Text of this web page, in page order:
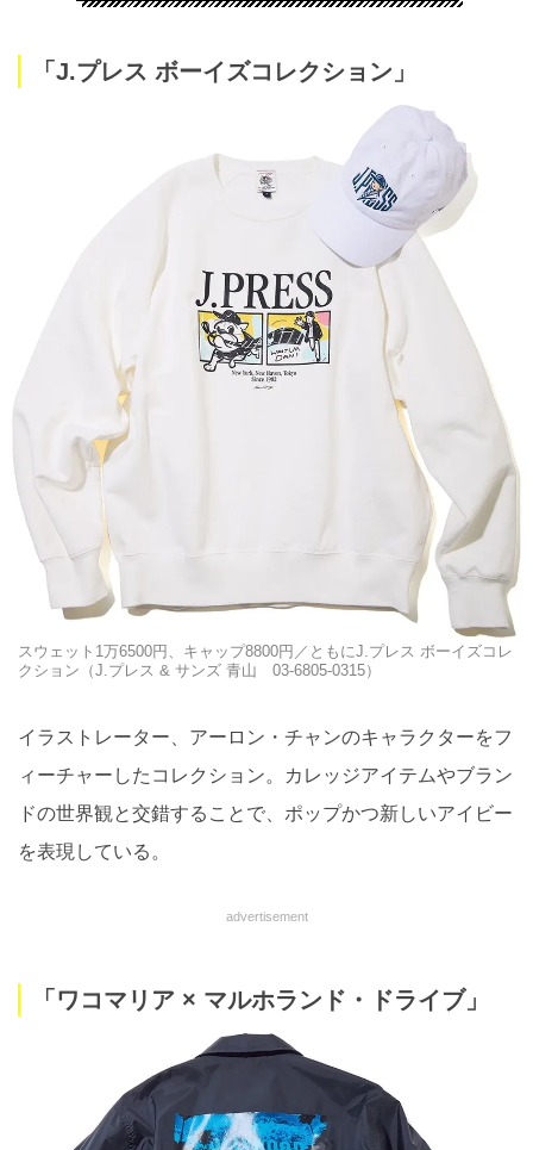
「J.プレス ボーイズコレクション」
スウェット1万6500円、キャップ8800円／ともにJ.プレス ボーイズコレ
クション（J.プレス & サンズ 青山 03-6805-0315）
イラストレーター、アーロン・チャンのキャラクターをフ
ィーチャーしたコレクション。カレッジアイテムやブラン
ドの世界観と交錯することで、ポップかつ新しいアイビー
を表現している。
advertisement
「ワコマリア × マルホランド・ドライブ」